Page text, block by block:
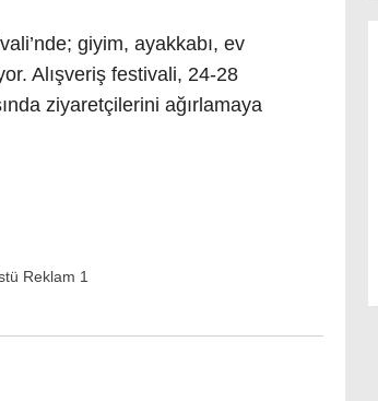
giyim, ayakkabı, ev
Alışveriş festivali, 24-28
ziyaretçilerini ağırlamaya